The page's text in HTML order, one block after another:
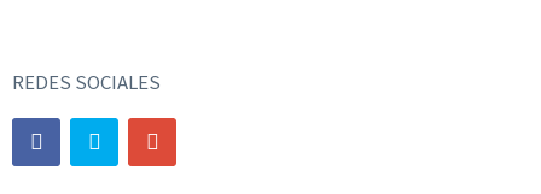
REDES SOCIALES